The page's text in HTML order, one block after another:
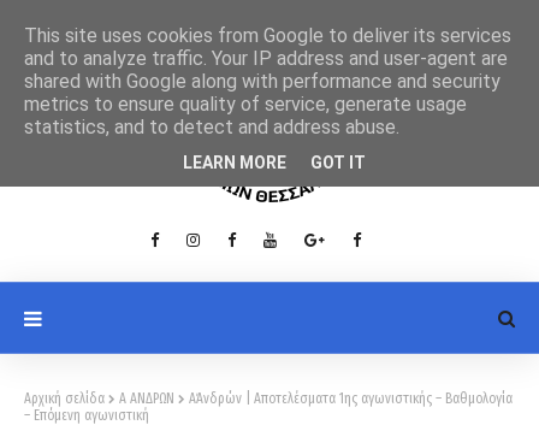
Αρχική σελίδα Α ΑΝΔΡΩΝ
Α΄Ανδρών | Αποτελέσματα 1ης αγωνιστικής – Βαθμολογία
– Επόμενη αγωνιστική
This site uses cookies from Google to deliver its services
and to analyze traffic. Your IP address and user-agent are
shared with Google along with performance and security
metrics to ensure quality of service, generate usage
statistics, and to detect and address abuse.
LEARN MORE GOT IT